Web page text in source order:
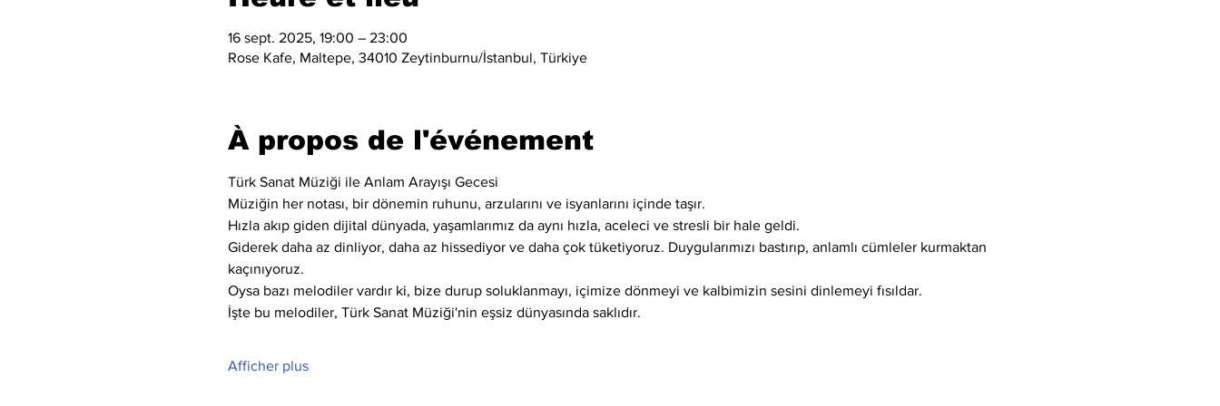
16 sept. 2025, 19:00 – 23:00
Rose Kafe, Maltepe, 34010 Zeytinburnu/İstanbul, Türkiye
À propos de l'événement
Türk Sanat Müziği ile Anlam Arayışı Gecesi
Müziğin her notası, bir dönemin ruhunu, arzularını ve isyanlarını içinde taşır.
Hızla akıp giden dijital dünyada, yaşamlarımız da aynı hızla, aceleci ve stresli bir hale geldi.
Giderek daha az dinliyor, daha az hissediyor ve daha çok tüketiyoruz. Duygularımızı bastırıp, anlamlı cümleler kurmaktan
kaçınıyoruz.
Oysa bazı melodiler vardır ki, bize durup soluklanmayı, içimize dönmeyi ve kalbimizin sesini dinlemeyi fısıldar.
İşte bu melodiler, Türk Sanat Müziği'nin eşsiz dünyasında saklıdır.
Afficher plus